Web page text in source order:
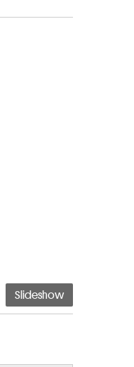
Slideshow